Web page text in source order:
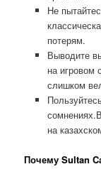
Не
потерям.
Выводите
на игровом
слишком
на
Почему Sultan